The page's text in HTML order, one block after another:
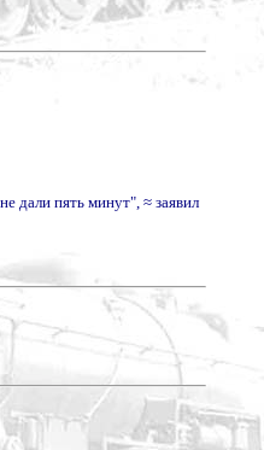
дали пять минут", ≈ заявил